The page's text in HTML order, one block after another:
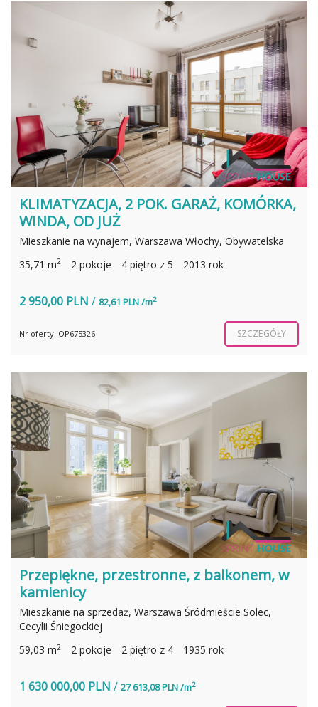
KLIMATYZACJA, 2 POK. GARAŻ, KOMÓRKA,
WINDA, OD JUŻ
Mieszkanie na wynajem, Warszawa Włochy, Obywatelska
35,71 m2 2 pokoje 4 piętro z 5 2013 rok
2 950,00 PLN / 82,61 PLN /m2
Nr oferty: OP675326 SZCZEGÓŁY
Przepiękne, przestronne, z balkonem, w
kamienicy
Mieszkanie na sprzedaż, Warszawa Śródmieście Solec,
Cecylii Śniegockiej
59,03 m2 2 pokoje 2 piętro z 4 1935 rok
1 630 000,00 PLN / 27 613,08 PLN /m2